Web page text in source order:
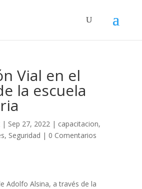
Vial en el
la escuela
| Sep 27, 2022| capacitacion,
, Seguridad | 0 Comentarios
Adolfo Alsina, a través de la